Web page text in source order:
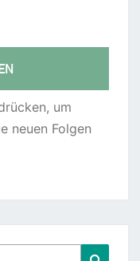
um
neuen Folgen